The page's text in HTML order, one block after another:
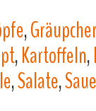
,
,Kartoffeln,
,Salate,